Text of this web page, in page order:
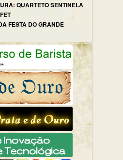
QUARTETO SENTINELA
FESTA DO GRANDE